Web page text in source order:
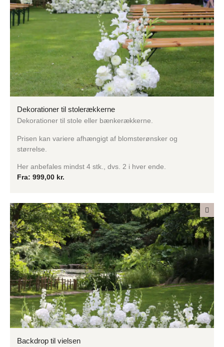
Dekorationer til stolerækkerne
Dekorationer til stole eller bænkerækkerne.
Prisen kan variere afhængigt af blomsterønsker og
størrelse.
Her anbefales mindst 4 stk., dvs. 2 i hver ende.
Fra: 999,00 kr.
Backdrop til vielsen